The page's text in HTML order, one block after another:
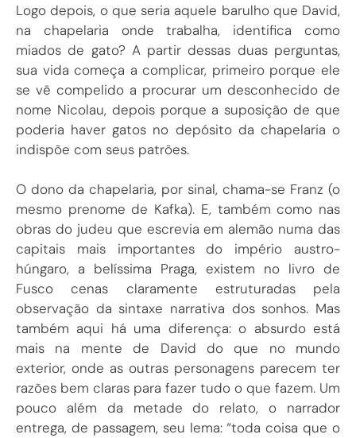
Logo depois, o que seria aquele barulho que David,
na chapelaria onde trabalha, identifica como
miados de gato? A partir dessas duas perguntas,
sua vida começa a complicar, primeiro porque ele
se vê compelido a procurar um desconhecido de
nome Nicolau, depois porque a suposição de que
poderia haver gatos no depósito da chapelaria o
indispõe com seus patrões.
O dono da chapelaria, por sinal, chama-se Franz (o
mesmo prenome de Kafka). E, também como nas
obras do judeu que escrevia em alemão numa das
capitais mais importantes do império austro-
húngaro, a belíssima Praga, existem no livro de
Fusco cenas claramente estruturadas pela
observação da sintaxe narrativa dos sonhos. Mas
também aqui há uma diferença: o absurdo está
mais na mente de David do que no mundo
exterior, onde as outras personagens parecem ter
razões bem claras para fazer tudo o que fazem. Um
pouco além da metade do relato, o narrador
entrega, de passagem, seu lema: “toda coisa que o